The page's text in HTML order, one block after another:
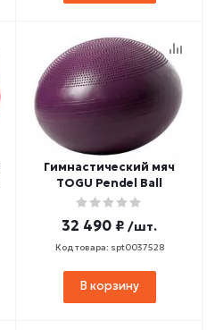
Гимнастический мяч
TOGU Pendel Ball
32 490 ₽ /шт.
Код товара: spt0037528
В корзину